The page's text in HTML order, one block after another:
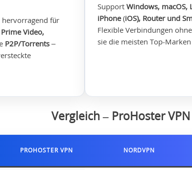
hervorragend für
Video,
P2P/Torrents –
Support Windows, macOS,
iPhone(iOS), Router und
Flexible Verbindungen
sie die meisten Top-
Vergleich – ProHoster
PROHOSTER VPN NORDVPN